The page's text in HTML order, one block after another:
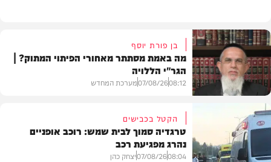
וידאו
בן פורת יוסף
מה באמת מסתתר מאחורי הפיתוי המתוק? |
הגר"י הללויה
08:12
07/08/26מערכת המחדש
הקטל בכבישים
טרגדיה סמוך לבית שמש: רוכב אופניים
נהרג מפגיעת רכב
08:04
07/08/26יצחק כהן